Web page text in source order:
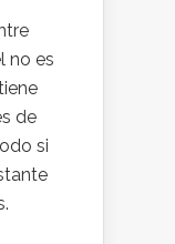
no es
de
si